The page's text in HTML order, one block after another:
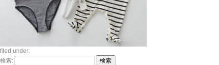
filed under:
検索:
検索